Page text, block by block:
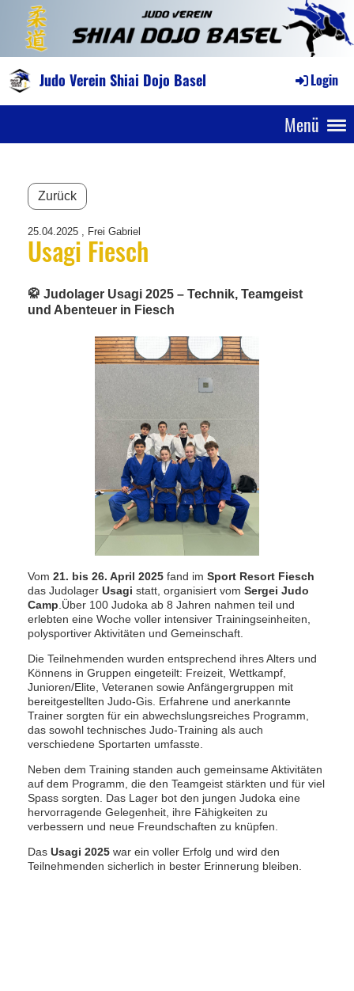
Judo Verein Shiai Dojo Basel Login
Menü
Zurück
25.04.2025 , Frei Gabriel
Usagi Fiesch
🥋 Judolager Usagi 2025 – Technik, Teamgeist
und Abenteuer in Fiesch
Vom 21. bis 26. April 2025 fand im Sport Resort Fiesch
das Judolager Usagi statt, organisiert vom Sergei Judo
Camp Über 100 Judoka ab 8 Jahren nahmen teil und
erlebten eine Woche voller intensiver Trainingseinheiten,
polysportiver Aktivitäten und Gemeinschaft.
Die Teilnehmenden wurden entsprechend ihres Alters und
Könnens in Gruppen eingeteilt: Freizeit, Wettkampf,
Junioren/Elite, Veteranen sowie Anfängergruppen mit
bereitgestellten Judo-Gis. Erfahrene und anerkannte
Trainer sorgten für ein abwechslungsreiches Programm,
das sowohl technisches Judo-Training als auch
verschiedene Sportarten umfasste.
Neben dem Training standen auch gemeinsame Aktivitäten
auf dem Programm, die den Teamgeist stärkten und für viel
Spass sorgten.
Das Lager bot den jungen Judoka eine
hervorragende Gelegenheit, ihre Fähigkeiten zu
verbessern und neue Freundschaften zu knüpfen.
Das Usagi 2025 war ein voller Erfolg und wird den
Teilnehmenden sicherlich in bester Erinnerung bleiben.